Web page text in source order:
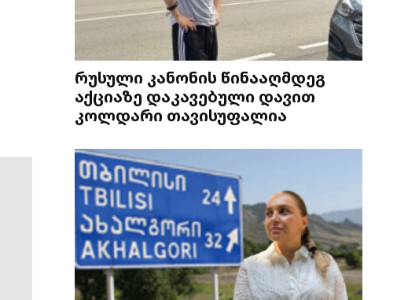
რუსული კანონის წინააღმდეგ
აქციაზე დაკავებული დავით
კოლდარი თავისუფალია